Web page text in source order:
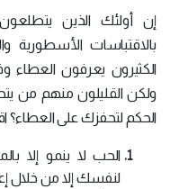
إن أولئك الذين
بالاقتباسات الأسطورية
الكثيرون يعرفون العطاء
ولكن القليلون منهم من
الحكم لتحفزك على العطاء؟
الحب لا ينمو إلا
لنفسك إلا من خلال